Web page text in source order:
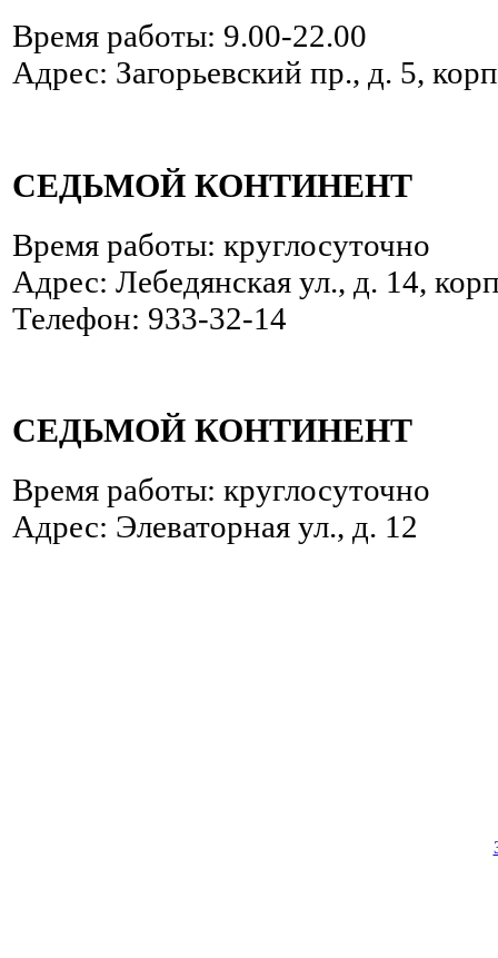
Время работы: 9.00-22.00
Адрес: Загорьевский пр., д. 5,
СЕДЬМОЙ КОНТИНЕНТ
Время работы: круглосуточно
Адрес: Лебедянская ул., д. 14,
Телефон: 933-32-14
СЕДЬМОЙ КОНТИНЕНТ
Время работы: круглосуточно
Адрес: Элеваторная ул., д. 12